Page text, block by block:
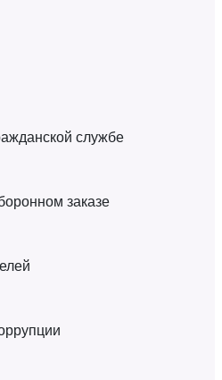
службе
заказе